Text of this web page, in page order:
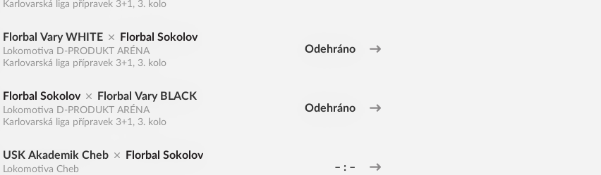
Karlovarská liga přípravek 3+1, 3. kolo
Florbal Vary WHITE Florbal Sokolov
Lokomotiva D-PRODUKT ARÉNA
Karlovarská liga přípravek 3+1, 3. kolo
Odehráno
Florbal Sokolov Florbal Vary BLACK
Lokomotiva D-PRODUKT ARÉNA
Karlovarská liga přípravek 3+1, 3. kolo
Odehráno
USK Akademik Cheb Florbal Sokolov
Lokomotiva Cheb
– : –